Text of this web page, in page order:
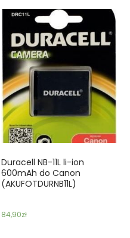
Duracell NB-11L li-ion
600mAh do Canon
(AKUFOTDURNB11L)
84,90zł